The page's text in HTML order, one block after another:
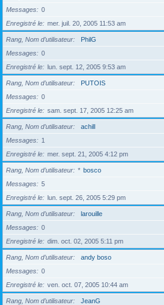
Messages
0
Enregistré le
mer. juil. 20, 2005 11:53 am
Rang, Nom d’utilisateur
PhilG
Messages
0
Enregistré le
lun. sept. 12, 2005 9:53 am
Rang, Nom d’utilisateur
PUTOIS
Messages
0
Enregistré le
sam. sept. 17, 2005 12:25 am
Rang, Nom d’utilisateur
achill
Messages
1
Enregistré le
mer. sept. 21, 2005 4:12 pm
Rang, Nom d’utilisateur * bosco
Messages
5
Enregistré le
lun. sept. 26, 2005 5:29 pm
Rang, Nom d’utilisateur
larouille
Messages
0
Enregistré le
dim. oct. 02, 2005 5:11 pm
Rang, Nom d’utilisateur
andy boso
Messages
0
Enregistré le
ven. oct. 07, 2005 10:44 am
Rang, Nom d’utilisateur
JeanG